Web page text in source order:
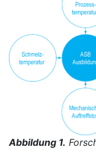
Abbildung 1.